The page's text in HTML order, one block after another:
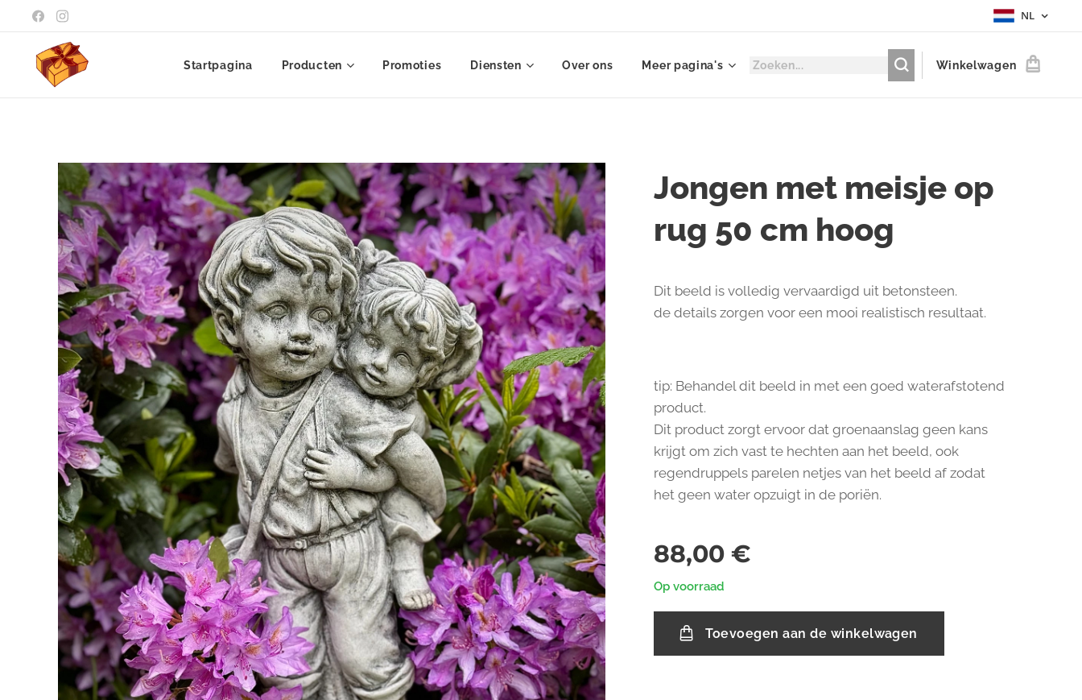
NL
Startpagina Producten Promoties Diensten Over ons Meer pagina's Winkelwagen
Jongen met meisje op
rug 50 cm hoog
Dit beeld is volledig vervaardigd uit betonsteen.
de details zorgen voor een mooi realistisch resultaat.
tip: Behandel dit beeld in met een goed waterafstotend
product.
Dit product zorgt ervoor dat groenaanslag geen kans
krijgt om zich vast te hechten aan het beeld, ook
regendruppels parelen netjes van het beeld af zodat
het geen water opzuigt in de poriën.
88,00 €
Op voorraad
Toevoegen aan de winkelwagen